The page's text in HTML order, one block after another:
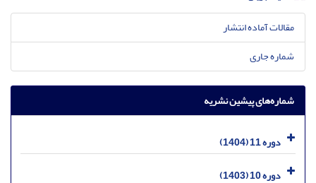
مقالات آماده انتشار
شماره جاری
شماره‌های پیشین نشریه
دوره 11 (1404)
دوره 10 (1403)